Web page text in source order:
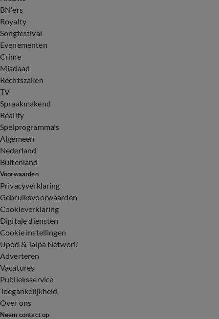
BN'ers
Royalty
Songfestival
Evenementen
Crime
Misdaad
Rechtszaken
TV
Spraakmakend
Reality
Spelprogramma's
Algemeen
Nederland
Buitenland
Voorwaarden
Privacyverklaring
Gebruiksvoorwaarden
Cookieverklaring
Digitale diensten
Cookie instellingen
Upod & Talpa Network
Adverteren
Vacatures
Publieksservice
Toegankelijkheid
Over ons
Neem contact op